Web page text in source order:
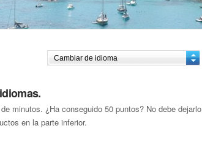
minutos. ¿Ha conseguido 50 puntos? No debe dejarlo
en la parte inferior.